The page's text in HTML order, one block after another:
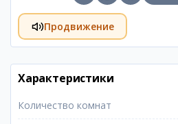
Продвижение
Характеристики
Количество комнат